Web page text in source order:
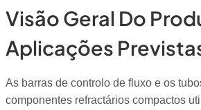
Visão Geral Do
Aplicações
As barras de controlo de fluxo e os
componentes refractários compactos